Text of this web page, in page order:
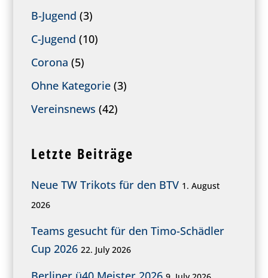
B-Jugend (3)
C-Jugend (10)
Corona (5)
Ohne Kategorie (3)
Vereinsnews (42)
Letzte Beiträge
Neue TW Trikots für den BTV 1. August
2026
Teams gesucht für den Timo-Schädler
Cup 2026 22. July 2026